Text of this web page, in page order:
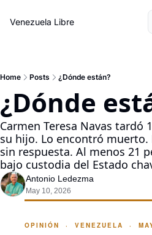
Venezuela Libre
Home Posts ¿Dónde están?
¿Dónde
Carmen Teresa Navas tardó
su hijo. Lo encontró muerto.
sin respuesta. Al menos 21
bajo custodia del Estado
Antonio Ledezma
May 10, 2026
OPINIÓN · VENEZUELA ·